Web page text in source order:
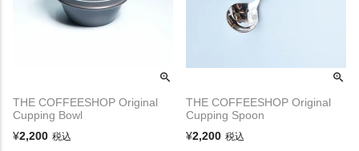
THE COFFEESHOP Original
Cupping Bowl
¥2,200 税込
THE COFFEESHOP Original
Cupping Spoon
¥2,200 税込